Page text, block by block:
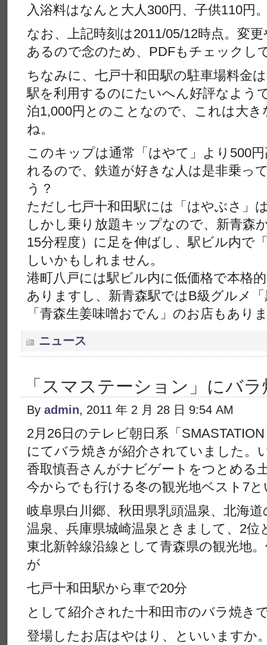
入浴料はなんと大人300円、子供110円
なお、上記時刻は2011/05/12時点。変
あるので念のため、PDFもチェックし
ちなみに、七戸十和田駅の駐車場料金
駅を利用するのにたいへん好評なよう
泊1,000円とのことなので、これは大
ね。
このキップは通常「はやて」より500
れるので、鉄道が好きな人は是非乗っ
う？
ただし七戸十和田駅には「はやぶさ」
しかし乗り放題キップなので、新青森
15分程度）に足を伸ばし、駅ビル内で
しいかもしれません。
港町八戸には駅ビル内に低価格で本格
ありますし、新青森駅ではB級グルメ
「青森生姜味噌おでん」のお店もあ
ニュース
「スマステーション」にバ
By admin, 2011 年 2 月 28 日 9:54 AM
2月26日のテレビ朝日系「
にてバラ焼きが紹介されていました。
香取慎吾さんがナビゲートをつとめる
今からでも行ける冬の観光地ベスト7
岐阜県白川郷、秋田県乳頭温泉、北海
温泉、兵庫県城崎温泉ときまして、2
東北新幹線沿線として青森県の観光地
が
七戸十和田駅から車で20分
として紹介された十和田市のバラ焼き
登場したお店はやはり、といいますか